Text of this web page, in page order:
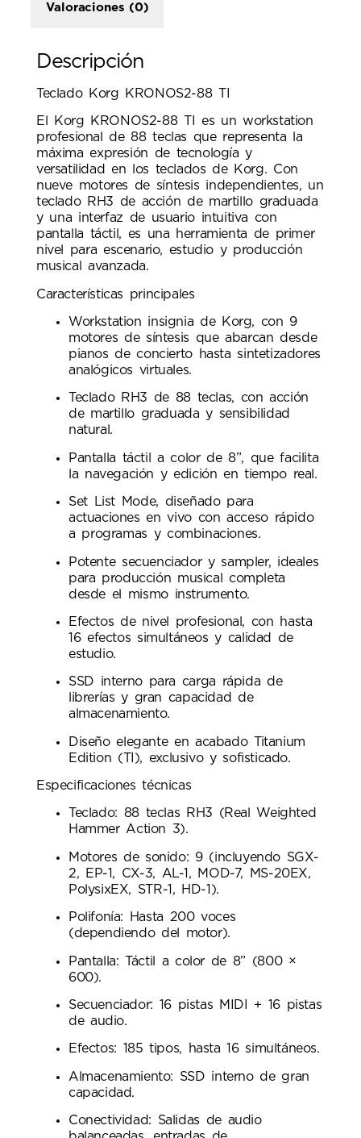
Valoraciones (0)
Descripción
Teclado Korg KRONOS2-88 TI
El Korg KRONOS2-88 TI es un workstation
profesional de 88 teclas que representa la
máxima expresión de tecnología y
versatilidad en los teclados de Korg. Con
nueve motores de síntesis independientes, un
teclado RH3 de acción de martillo graduada
y una interfaz de usuario intuitiva con
pantalla táctil, es una herramienta de primer
nivel para escenario, estudio y producción
musical avanzada.
Características principales
Workstation insignia de Korg, con 9
motores de síntesis que abarcan desde
pianos de concierto hasta sintetizadores
analógicos virtuales.
Teclado RH3 de 88 teclas, con acción
de martillo graduada y sensibilidad
natural.
Pantalla táctil a color de 8”, que facilita
la navegación y edición en tiempo real.
Set List Mode, diseñado para
actuaciones en vivo con acceso rápido
a programas y combinaciones.
Potente secuenciador y sampler, ideales
para producción musical completa
desde el mismo instrumento.
Efectos de nivel profesional, con hasta
16 efectos simultáneos y calidad de
estudio.
SSD interno para carga rápida de
librerías y gran capacidad de
almacenamiento.
Diseño elegante en acabado Titanium
Edition (TI), exclusivo y sofisticado.
Especificaciones técnicas
Teclado: 88 teclas RH3 (Real Weighted
Hammer Action 3).
Motores de sonido: 9 (incluyendo SGX-
2, EP-1, CX-3, AL-1, MOD-7, MS-20EX,
PolysixEX, STR-1, HD-1).
Polifonía: Hasta 200 voces
(dependiendo del motor).
Pantalla: Táctil a color de 8” (800 ×
600).
Secuenciador: 16 pistas MIDI + 16 pistas
de audio.
Efectos: 185 tipos, hasta 16 simultáneos.
Almacenamiento: SSD interno de gran
capacidad.
Conectividad: Salidas de audio